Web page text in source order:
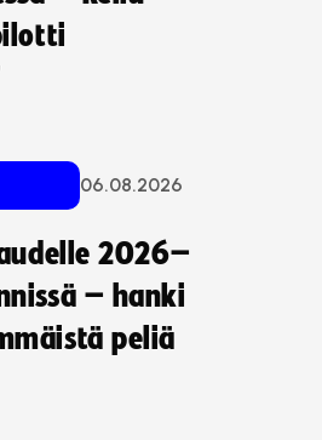
06.08.2026
2026–
– hanki
peliä